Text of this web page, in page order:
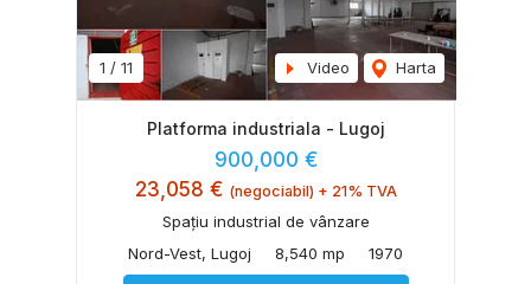
1 / 11 Video Harta
Platforma industriala - Lugoj
900,000 €
23,058 € (negociabil) + 21% TVA
Spațiu industrial de vânzare
Nord-Vest, Lugoj
8,540 mp 1970